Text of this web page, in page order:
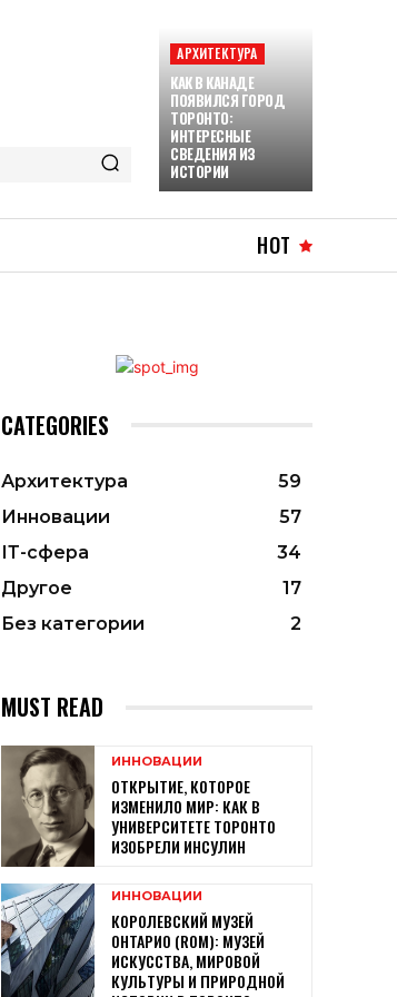
АРХИТЕКТУРА
КАК В КАНАДЕ
ПОЯВИЛСЯ ГОРОД
ТОРОНТО:
ИНТЕРЕСНЫЕ
СВЕДЕНИЯ ИЗ
ИСТОРИИ
HOT
CATEGORIES
Архитектура
59
Инновации
57
ІТ-сфера
34
Другое
17
Без категории
2
MUST READ
ИННОВАЦИИ
ОТКРЫТИЕ, КОТОРОЕ
ИЗМЕНИЛО МИР: КАК В
УНИВЕРСИТЕТЕ ТОРОНТО
ИЗОБРЕЛИ ИНСУЛИН
ИННОВАЦИИ
КОРОЛЕВСКИЙ МУЗЕЙ
ОНТАРИО (ROM): МУЗЕЙ
ИСКУССТВА, МИРОВОЙ
КУЛЬТУРЫ И ПРИРОДНОЙ